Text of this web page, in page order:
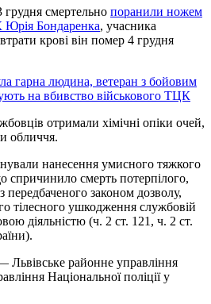
грудня смертельно поранили ножем
Юрія Бондаренка, учасника
крові він помер 4 грудня
гарна людина, ветеран з бойовим
на вбивство військового ТЦК
отримали хімічні опіки очей,
обличчя.
нанесення умисного тяжкого
спричинило смерть потерпілого,
передбаченого законом дозволу,
тілесного ушкодження службовій
діяльністю (ч. 2 ст. 121, ч. 2 ст.
Львівське районне управління
Національної поліції у